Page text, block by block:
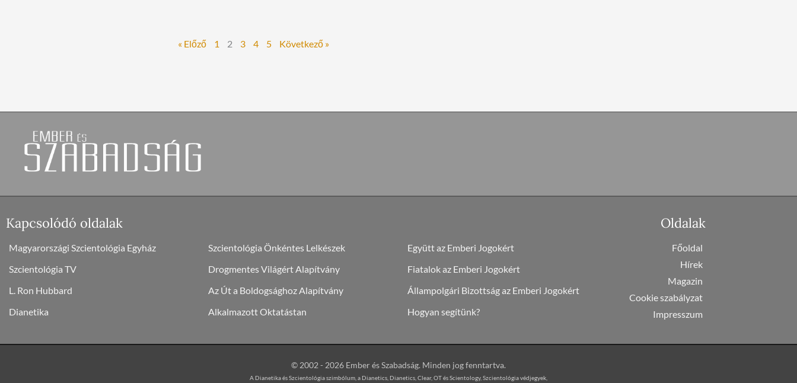
« Előző 1 2 3 4 5 Következő »
Kapcsolódó oldalak Oldalak
Magyarországi Szcientológia Egyház
Szcientológia TV
L. Ron Hubbard
Dianetika
Szcientológia Önkéntes Lelkészek
Drogmentes Világért Alapítvány
Az Út a Boldogsághoz Alapítvány
Alkalmazott Oktatástan
Együtt az Emberi Jogokért
Fiatalok az Emberi Jogokért
Állampolgári Bizottság az Emberi Jogokért
Hogyan segítünk?
Főoldal
Hírek
Magazin
Cookie szabályzat
Impresszum
© 2002 - 2026 Ember és Szabadság. Minden jog fenntartva.
A Dianetika és Szcientológia szimbólum, a Dianetics, Dianetics, Clear, OT és Scientology, Szcientológia védjegyek,